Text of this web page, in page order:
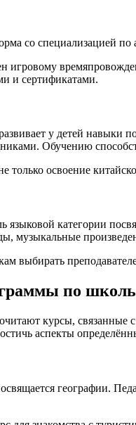
со специализацией
игровому
и сертификатами.
у детей
Обучению
только освоение
языковой категории
музыкальные
выбирать
по
курсы,
аспекты
географии.